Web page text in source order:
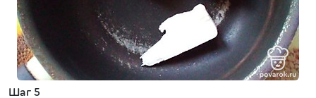
Шаг 5